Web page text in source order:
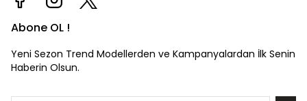
Abone OL !
Yeni Sezon Trend Modellerden ve Kampanyalardan İlk Senin
Haberin Olsun.